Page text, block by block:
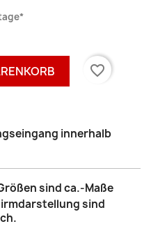
favorite_border
innerhalb
sind ca.-Maße
sind